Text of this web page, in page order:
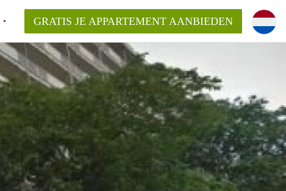
in Rotterdam?
GRATIS JE APPARTEMENT AANBIEDEN